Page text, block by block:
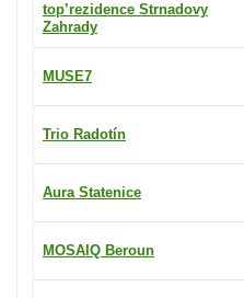
top’rezidence Strnadovy
Zahrady
MUSE7
Trio Radotín
Aura Statenice
MOSAIQ Beroun